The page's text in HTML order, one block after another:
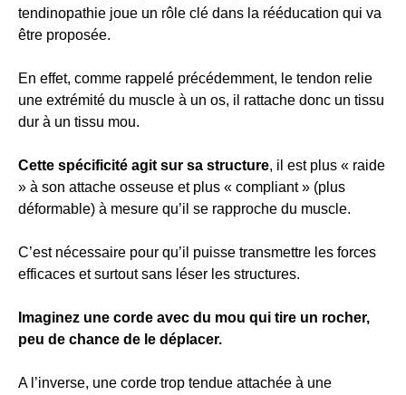
tendinopathie joue un rôle clé dans la rééducation qui va
être proposée.
En effet, comme rappelé précédemment, le tendon relie
une extrémité du muscle à un os, il rattache donc un tissu
dur à un tissu mou.
Cette spécificité agit sur sa structure, il est plus « raide
» à son attache osseuse et plus « compliant » (plus
déformable) à mesure qu’il se rapproche du muscle.
C’est nécessaire pour qu’il puisse transmettre les forces
efficaces et surtout sans léser les structures.
Imaginez une corde avec du mou qui tire un rocher,
peu de chance de le déplacer.
A l’inverse, une corde trop tendue attachée à une